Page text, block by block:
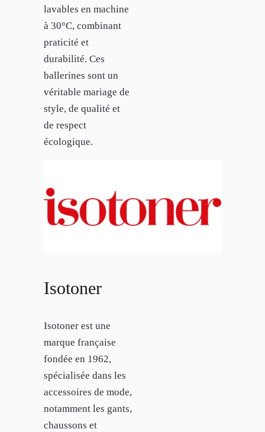
lavables en machine
à 30°C, combinant
praticité et
durabilité. Ces
ballerines sont un
véritable mariage de
style, de qualité et
de respect
écologique.
Isotoner
Isotoner est une
marque française
fondée en 1962,
spécialisée dans les
accessoires de mode,
notamment les gants,
chaussons et